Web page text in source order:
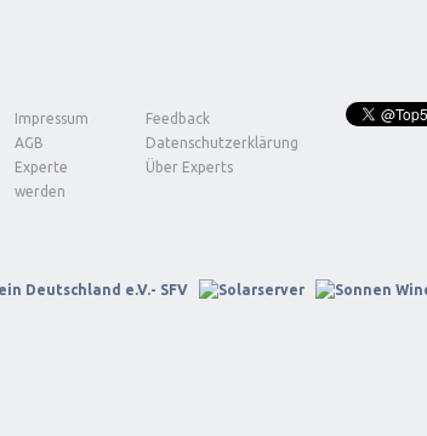
Impressum
Feedback
AGB
Datenschutzerklärung
Experte
werden
Über Experts